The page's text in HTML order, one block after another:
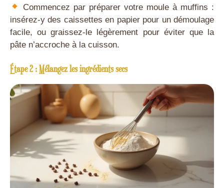
Commencez par préparer votre moule à muffins :
insérez-y des caissettes en papier pour un démoulage
facile, ou graissez-le légèrement pour éviter que la
pâte n’accroche à la cuisson.
Étape 2 : Mélangez les ingrédients secs